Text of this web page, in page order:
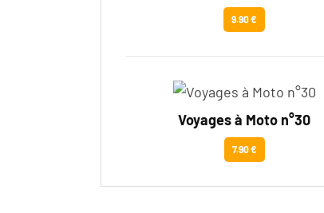
9.90 €
Voyages à Moto n°30
7.90 €